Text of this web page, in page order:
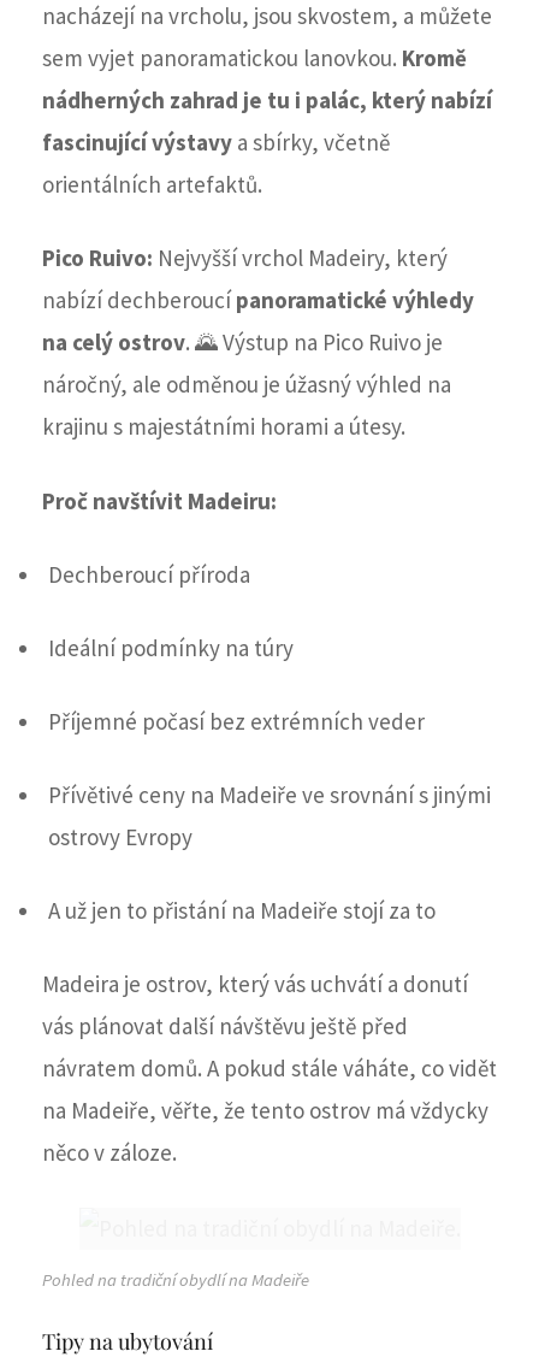
nacházejí na vrcholu, jsou skvostem, a můžete
sem vyjet panoramatickou lanovkou. Kromě
nádherných zahrad je tu i palác, který nabízí
fascinující výstavy a sbírky, včetně
orientálních artefaktů.
Pico Ruivo: Nejvyšší vrchol Madeiry, který
nabízí dechberoucípanoramatické výhledy
na celý ostrov. 🌄 Výstup na Pico Ruivo je
náročný, ale odměnou je úžasný výhled na
krajinu s majestátními horami a útesy.
Proč navštívit Madeiru:
Dechberoucí příroda
Ideální podmínky na túry
Příjemné počasí bez extrémních veder
Přívětivé ceny na Madeiře ve srovnání s jinými
ostrovy Evropy
A už jen to přistání na Madeiře stojí za to
Madeira je ostrov, který vás uchvátí a donutí
vás plánovat další návštěvu ještě před
návratem domů. A pokud stále váháte, co vidět
na Madeiře, věřte, že tento ostrov má vždycky
něco v záloze.
Pohled na tradiční obydlí na Madeiře
Tipy na ubytování